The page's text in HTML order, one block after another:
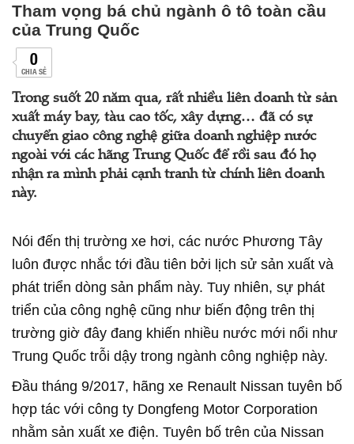
Tham vọng bá chủ ngành ô tô toàn cầu
của Trung Quốc
0
CHIA SẺ
Trong suốt 20 năm qua, rất nhiều liên doanh từ sản
xuất máy bay, tàu cao tốc, xây dựng… đã có sự
chuyển giao công nghệ giữa doanh nghiệp nước
ngoài với các hãng Trung Quốc để rồi sau đó họ
nhận ra mình phải cạnh tranh từ chính liên doanh
này.
Nói đến thị trường xe hơi, các nước Phương Tây
luôn được nhắc tới đầu tiên bởi lịch sử sản xuất và
phát triển dòng sản phẩm này. Tuy nhiên, sự phát
triển của công nghệ cũng như biến động trên thị
trường giờ đây đang khiến nhiều nước mới nổi như
Trung Quốc trỗi dậy trong ngành công nghiệp này.
Đầu tháng 9/2017, hãng xe Renault Nissan tuyên bố
hợp tác với công ty Dongfeng Motor Corporation
nhằm sản xuất xe điện. Tuyên bố trên của Nissan